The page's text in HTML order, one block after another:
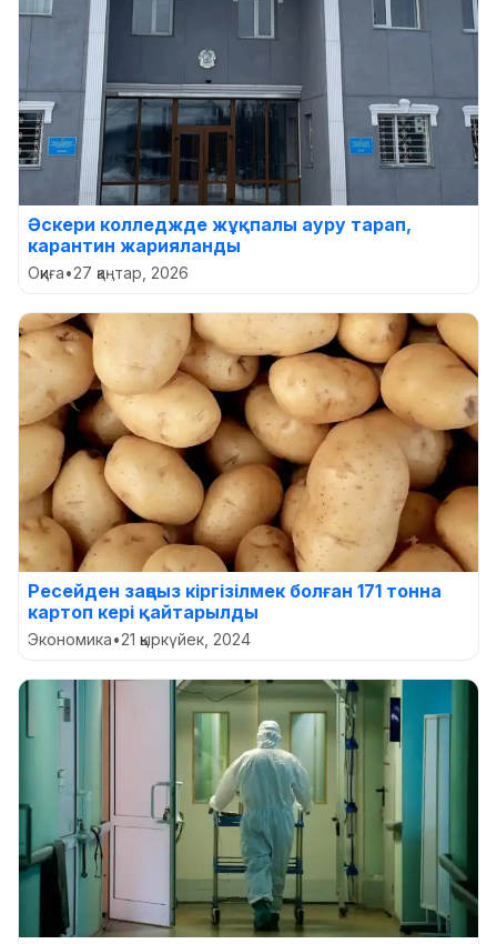
Әскери колледжде жұқпалы ауру тарап,
карантин жарияланды
Оқиға•27 қаңтар, 2026
Ресейден заңсыз кіргізілмек болған 171 тонна
картоп кері қайтарылды
Экономика•21 қыркүйек, 2024